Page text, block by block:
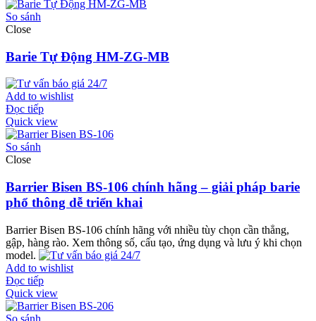
So sánh
Close
Barie Tự Động HM-ZG-MB
Add to wishlist
Đọc tiếp
Quick view
So sánh
Close
Barrier Bisen BS-106 chính hãng – giải pháp barie
phổ thông dễ triển khai
Barrier Bisen BS-106 chính hãng với nhiều tùy chọn cần thẳng,
gập, hàng rào. Xem thông số, cấu tạo, ứng dụng và lưu ý khi chọn
model.
Add to wishlist
Đọc tiếp
Quick view
So sánh